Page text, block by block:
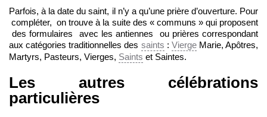
Parfois, à la date du saint, il n’y a qu’une prière d’ouverture. Pour
compléter, on trouve à la suite des « communs » qui proposent
des formulaires avec les antiennes ou prières correspondant
aux catégories traditionnelles des saints : ViergeMarie, Apôtres,
Martyrs, Pasteurs, Vierges, Saints et Saintes.
Les autres célébrations
particulières